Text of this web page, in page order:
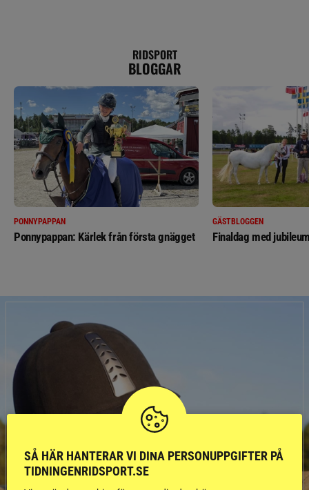
RIDSPORT
BLOGGAR
PONNYPAPPAN
Ponnypappan: Kärlek från första gnägget
GÄSTBLOGGEN
Finaldag med
SÅ HÄR HANTERAR VI DINA PERSONUPPGIFTER PÅ
TIDNINGENRIDSPORT.SE